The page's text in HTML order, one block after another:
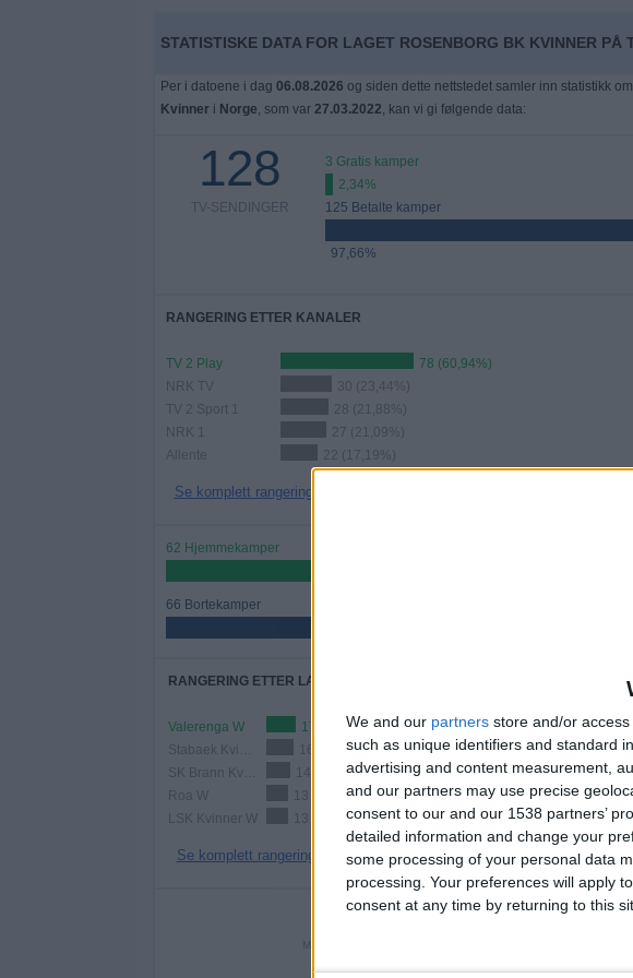
We and our partners store and/or
such as unique identifiers and standard
advertising and content measurement,
and our partners may use precise
consent to our and our 1538 partners’
detailed information and change your
some processing of your personal data
processing. Your preferences will apply
consent at any time by returning to this
STATISTISKE DATA FOR LAGET ROSENBORG BK KVINNER PÅ
Per i datoene i dag 06.08.2026 og siden dette nettstedet samler inn statistikk
Kvinneri Norge, som var 27.03.2022, kan vi gi følgende data:
128
TV-SENDINGER
3 Gratis kamper
2,34%
125 Betalte kamper
97,66%
RANGERING ETTER KANALER
TV 2 Play
78 (60,94%)
NRK TV
30 (23,44%)
TV 2 Sport 1
28 (21,88%)
NRK 1
27 (21,09%)
Allente
22 (17,19%)
Se komplett rangering
62 Hjemmekamper
66 Bortekamper
RANGERING ETTER LAG
Valerenga W
17 (13,28%)
16 (12,5%)
14 (10,94%)
Roa W
13 (10,16%)
LSK Kvinner W
13 (10,16%)
Se komplett rangering
NM
Se
ANTALL KAMPER PER
MANDAG